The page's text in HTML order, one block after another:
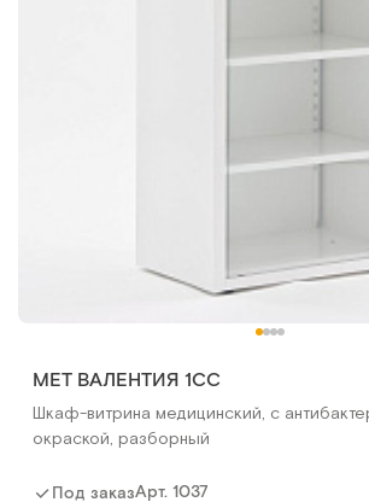
МЕТ ВАЛЕНТИЯ 1СС
Шкаф-витрина медицинский, с
окраской, разборный
Под заказАрт. 1037